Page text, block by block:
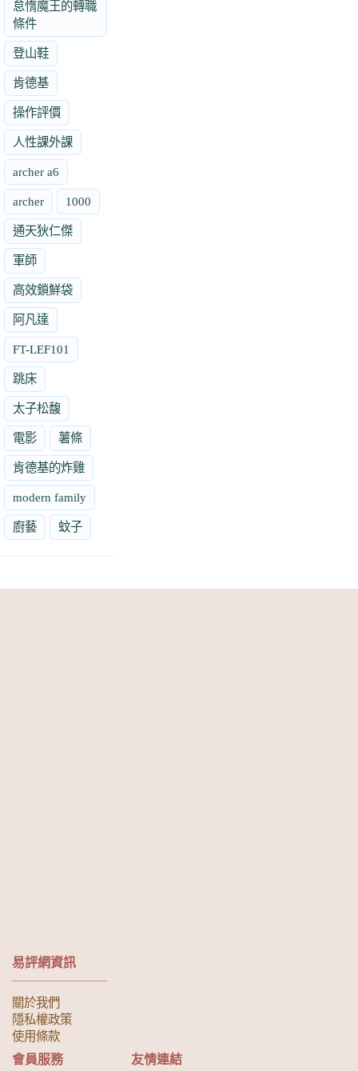
怠惰魔王的轉職
條件
登山鞋
肯德基
操作評價
人性課外課
archer a6
archer 1000
通天狄仁傑
軍師
高效鎖鮮袋
阿凡達
FT-LEF101
跳床
太子松馥
電影 薯條
肯德基的炸雞
modern family
廚藝 蚊子
易評網資訊
關於我們
隱私權政策
使用條款
會員服務 友情連結